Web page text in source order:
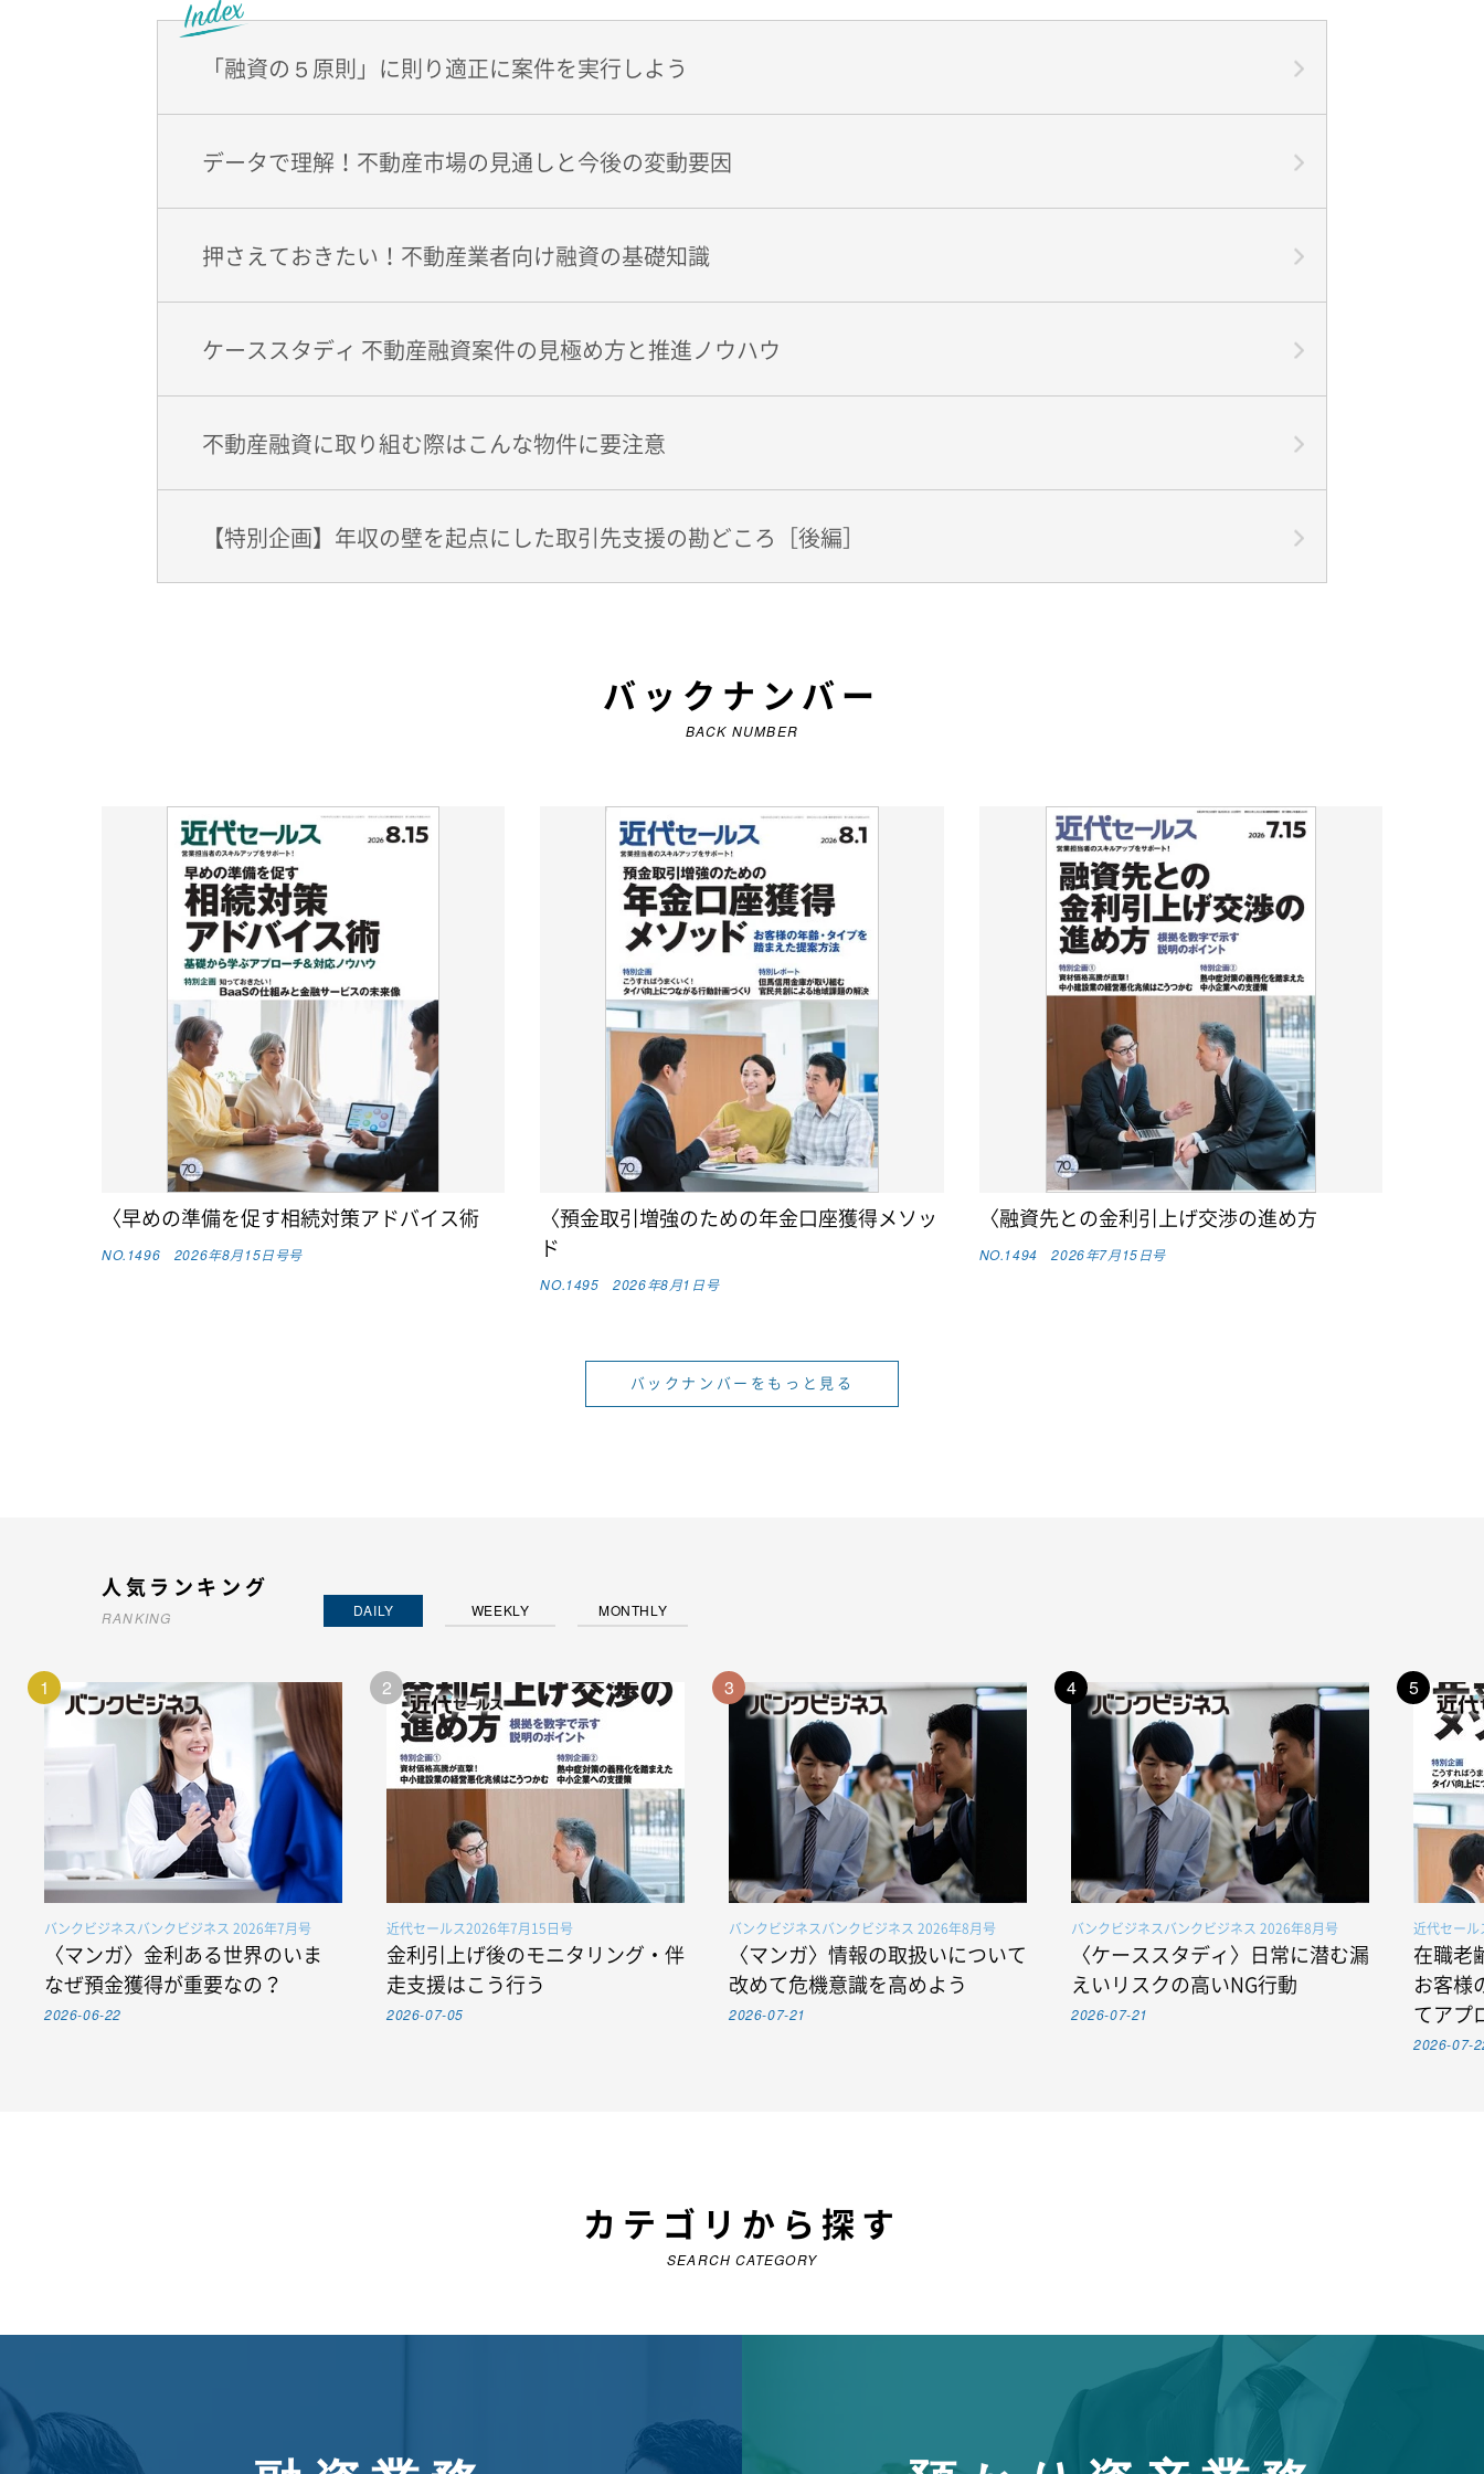
「融資の５原則」に則り適正に案件を実行しよう
データで理解！不動産市場の見通しと今後の変動要因
押さえておきたい！不動産業者向け融資の基礎知識
ケーススタディ 不動産融資案件の見極め方と推進ノウハウ
不動産融資に取り組む際はこんな物件に要注意
【特別企画】年収の壁を起点にした取引先支援の勘どころ［後編］
バックナンバー
BACK NUMBER
〈早めの準備を促す相続対策アドバイス術
NO.1496 2026年8月15日号号
〈預金取引増強のための年金口座獲得メソッ
ド
NO.1495 2026年8月1日号
〈融資先との金利引上げ交渉の進め方
NO.1494 2026年7月15日号
バックナンバーをもっと見る
人気ランキング
RANKING DAILY WEEKLY MONTHLY
1
バンクビジネスバンクビジネス 2026年7月号
〈マンガ〉金利ある世界のいま
なぜ預金獲得が重要なの？
2026-06-22
2
近代セールス2026年7月15日号
金利引上げ後のモニタリング・伴
走支援はこう行う
2026-07-05
3
バンクビジネスバンクビジネス 2026年8月号
〈マンガ〉情報の取扱いについて
改めて危機意識を高めよう
2026-07-21
4
バンクビジネスバンクビジネス 2026年8月号
〈ケーススタディ〉日常に潜む漏
えいリスクの高いNG行動
2026-07-21
5
近代セール
在職老
お客様
てアプ
2026-07-
カテゴリから探す
SEARCH CATEGORY